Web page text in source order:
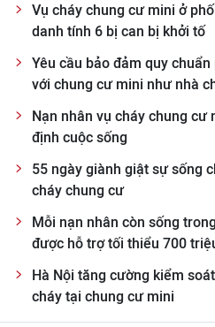
Bắc Trung Bộ
Duyên hải Nam Trung Bộ
Nguyên
Đông Nam Bộ
Đồng bằng sông Cửu Long
Chuyên trang Hà Nội
Chuyên trang TP. Hồ Chí
CHUYÊN ĐỀ
Vụ cháy chung cư mini ở
danh tính 6 bị can bị khởi tố
Yêu cầu bảo đảm quy
với chung cư mini như nhà
Nạn nhân vụ cháy chung cư
định cuộc sống
55 ngày giành giật sự sống
cháy chung cư
Mỗi nạn nhân còn sống
được hỗ trợ tối thiểu 700
Hà Nội tăng cường kiểm
cháy tại chung cư mini